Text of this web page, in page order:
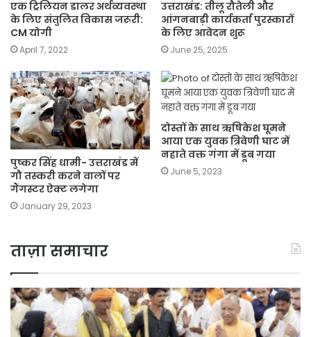
एक ट्रिलियन डालर अर्थव्यवस्था
के लिए संतुलित विकास जरूरी:
CM योगी
April 7, 2022
उत्तराखंड: तीलू रौतेली और
आंगनबाड़ी कार्यकर्ता पुरस्कारों
के लिए आवेदन शुरू
June 25, 2025
पुष्कर सिंह धामी- उत्तराखंड में
गौ तस्करी करने वालों पर
गैंगस्टर ऐक्ट लगेगा
January 29, 2023
दोस्तों के साथ ऋषिकेश घूमने
आया एक युवक त्रिवेणी घाट में
नहाते वक्त गंगा में डूब गया
June 5, 2023
ताज़ा समाचार